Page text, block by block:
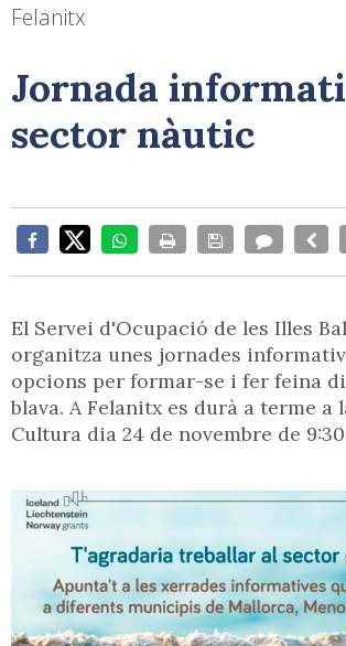
Felanitx
Jornada
sector nàutic
El Servei d'Ocupació de les Illes
organitza unes jornades
opcions per formar-se i fer feina
blava. A Felanitx es durà a terme a
Cultura dia 24 de novembre de 9:30